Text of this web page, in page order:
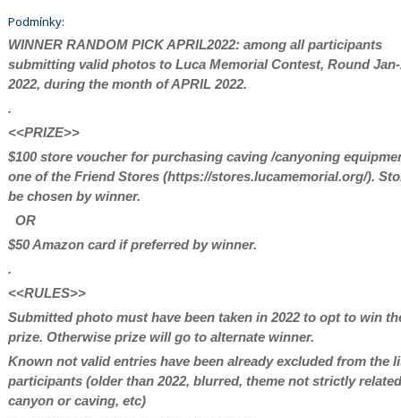
Podmínky:
WINNER RANDOM PICK APRIL2022: among all participants
submitting valid photos to Luca Memorial Contest, Round
2022, during the month of APRIL 2022.
.
<<PRIZE>>
$100 store voucher for purchasing caving /canyoning
one of the Friend Stores (https://stores.lucamemorial.org/).
be chosen by winner.
OR
$50 Amazon card if preferred by winner.
.
<<RULES>>
Submitted photo must have been taken in 2022 to opt to win
prize. Otherwise prize will go to alternate winner.
Known not valid entries have been already excluded from the
participants (older than 2022, blurred, theme not strictly
canyon or caving, etc)